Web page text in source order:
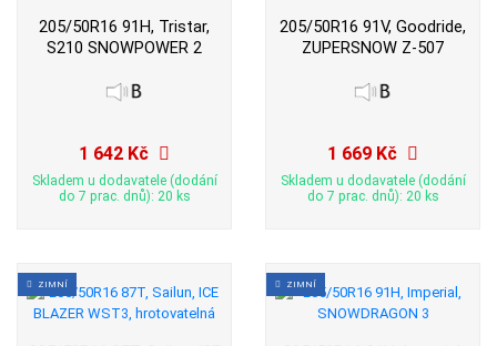
205/50R16 91H, Tristar,
S210 SNOWPOWER 2
1 642 Kč
Skladem u dodavatele (dodání
do 7 prac. dnů): 20 ks
205/50R16 91V, Goodride,
ZUPERSNOW Z-507
1 669 Kč
Skladem u dodavatele (dodání
do 7 prac. dnů): 20 ks
ZIMNÍ ZIMNÍ